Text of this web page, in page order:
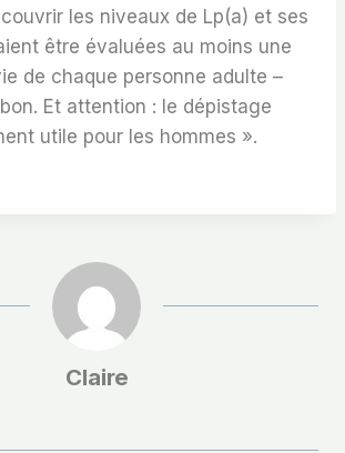
les niveaux de Lp(a) et ses
être évaluées au moins une
de chaque personne adulte –
Et attention : le dépistage
utile pour les hommes ».
Claire